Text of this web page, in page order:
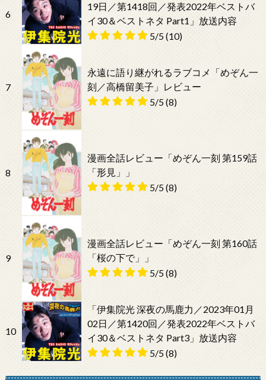
6
19日／第1418回／発表2022年ベストバ
イ30＆ベストネタ Part1」放送内容
5/5(10)
7
永遠に語り継がれるラブコメ「めぞん一
刻／高橋留美子」レビュー
5/5(8)
8
漫画全話レビュー「めぞん一刻 第159話
「形見」」
5/5(8)
9
漫画全話レビュー「めぞん一刻 第160話
「桜の下で」」
5/5(8)
10
「伊集院光 深夜の馬鹿力／2023年01月
02日／第1420回／発表2022年ベストバ
イ30＆ベストネタ Part3」放送内容
5/5(8)